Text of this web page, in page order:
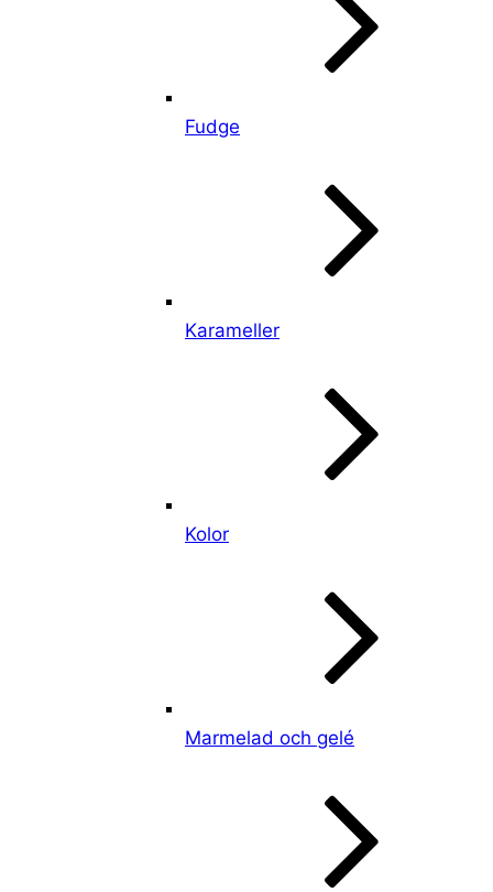
Fudge
Karameller
Kolor
Marmelad och gelé